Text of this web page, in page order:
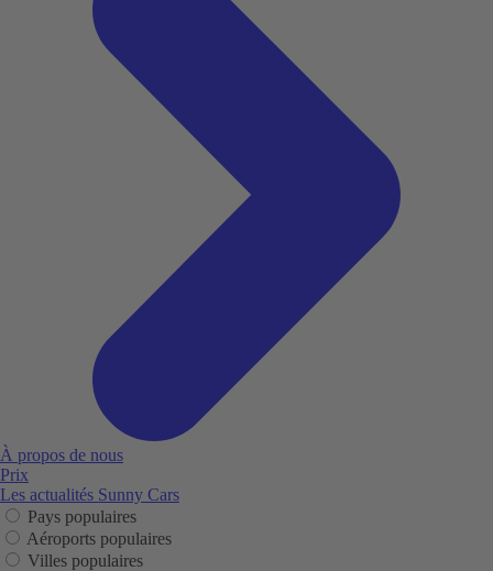
À propos de nous
Prix
Les actualités Sunny Cars
Pays populaires
Aéroports populaires
Villes populaires